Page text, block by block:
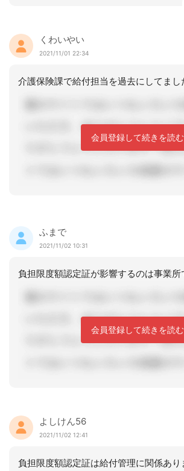
くわいやい
2021/11/01 22:34
会員登録して続きを読む
ふまで
2021/11/02 10:31
会員登録して続きを読む
よしけん56
2021/11/02 12:41